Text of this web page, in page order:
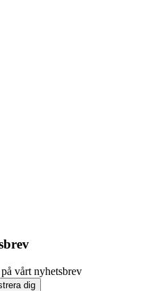
vårt nyhetsbrev
dig